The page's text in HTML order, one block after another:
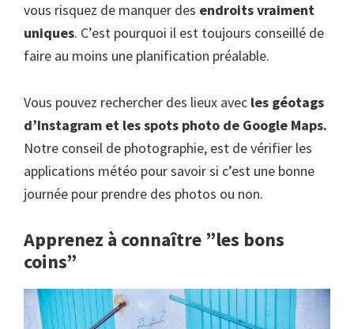
vous risquez de manquer des endroits vraiment
uniques. C’est pourquoi il est toujours conseillé de
faire au moins une planification préalable.
Vous pouvez rechercher des lieux avec les géotags
d’Instagram et les spots photo de Google Maps.
Notre conseil de photographie, est de vérifier les
applications météo pour savoir si c’est une bonne
journée pour prendre des photos ou non.
Apprenez à connaître ”les bons
coins”